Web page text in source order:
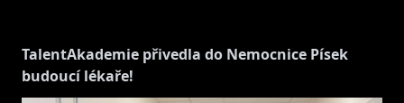
TalentAkademie přivedla do Nemocnice Písek
budoucí lékaře!